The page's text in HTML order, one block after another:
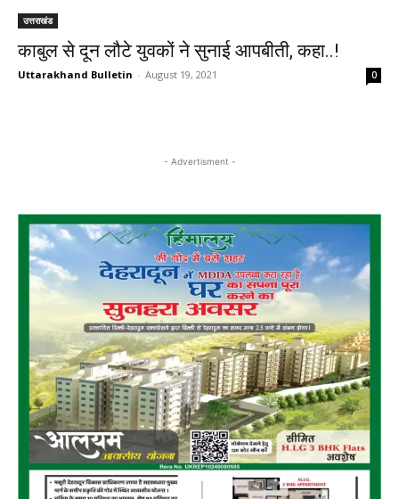
उत्तराखंड
काबुल से दून लौटे युवकों ने सुनाई आपबीती, कहा..!
Uttarakhand Bulletin - August 19, 2021 0
- Advertisment -